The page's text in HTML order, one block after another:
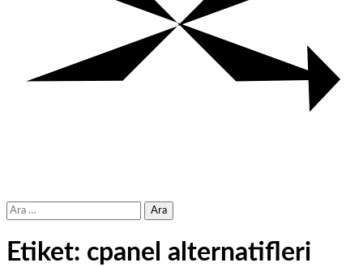
Arama:
Etiket: cpanel alternatifleri